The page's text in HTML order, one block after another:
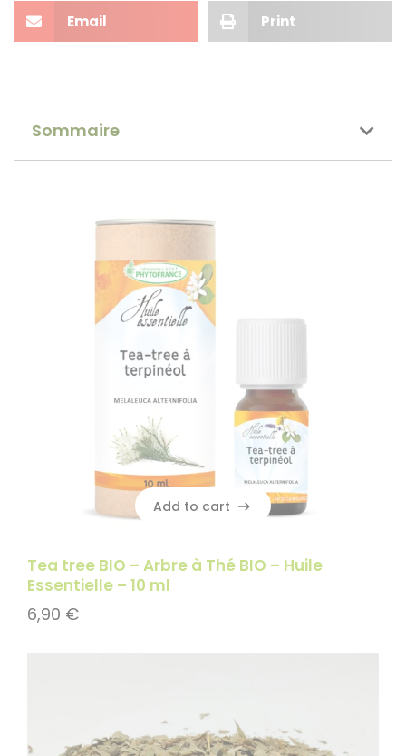
Email Print
Sommaire
Add to cart
Tea tree BIO – Arbre à Thé BIO – Huile
Essentielle – 10 ml
6,90 €